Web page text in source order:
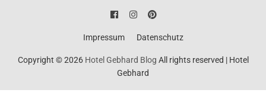
Copyright © 2026 Hotel Gebhard Blog All rights reserved | Hotel
Gebhard
Impressum Datenschutz